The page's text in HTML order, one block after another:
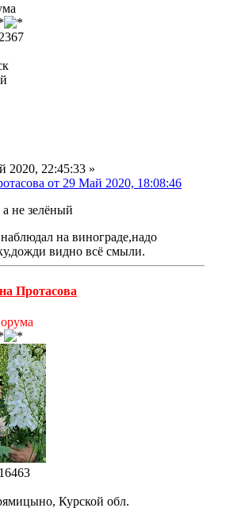
2020, 22:45:33 »
от 29 Май 2020, 18:08:46
не зелёный
на винограде,надо
видно всё смыли.
Протасова
Курской обл.